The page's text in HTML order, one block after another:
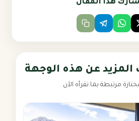
هذا المقال
عن هذه الوجهة
مرتبطة بما تقرأه الآن